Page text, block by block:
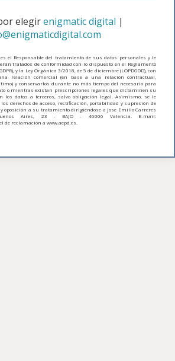
elegirenigmatic digital |
el Responsable del tratamiento de sus datos personales y le
tratados de conformidad con lo dispuesto en el Reglamento
y la Ley Orgánica 3/2018, de 5 de diciembre (LOPDGDD), con
relación comercial (en base a una relación contractual,
y conservarlos durante no más tiempo del necesario para
o mientras existan prescripciones legales que dictaminen su
los datos a terceros, salvo obligación legal. Asimismo, se le
derechos de acceso, rectificación, portabilidad y supresión de
oposición a su tratamiento dirigiéndose a Jose Emilio Carreres
Aires, 23 - BAJO - 46006 Valencia. E-mail:
reclamación a www.aepd.es.